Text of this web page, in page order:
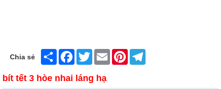
Chia sẻ Share FacebookTwitter Email Pinterest
bít tết 3 hòe nhai láng hạ